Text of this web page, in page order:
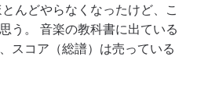
んどやらなくなったけど、こ
う。 音楽の教科書に出ている
スコア（総譜）は売っている